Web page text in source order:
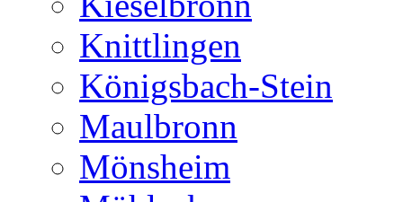
Knittlingen
Königsbach-Stein
Maulbronn
Mönsheim